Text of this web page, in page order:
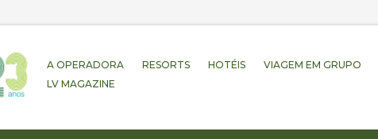
A OPERADORA RESORTS HOTÉIS VIAGEM EM GRUPO
LV MAGAZINE